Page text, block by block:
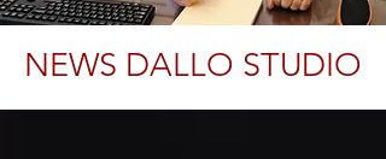
NEWS DALLO STUDIO